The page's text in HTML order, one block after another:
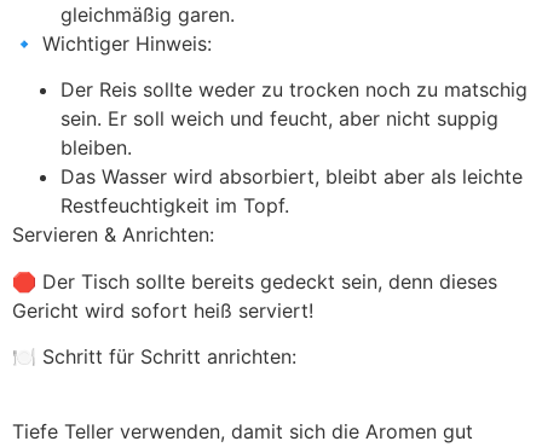
gleichmäßig garen.
🔹 Wichtiger Hinweis:
Der Reis sollte weder zu trocken noch zu matschig
sein. Er soll weich und feucht, aber nicht suppig
bleiben.
Das Wasser wird absorbiert, bleibt aber als leichte
Restfeuchtigkeit im Topf.
Servieren & Anrichten:
🛑 Der Tisch sollte bereits gedeckt sein, denn dieses
Gericht wird sofort heiß serviert!
🍽 Schritt für Schritt anrichten:
Tiefe Teller verwenden, damit sich die Aromen gut